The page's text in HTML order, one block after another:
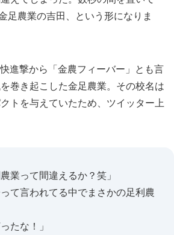
足農業の吉田、という形になりま
進撃から「金農フィーバー」とも言
巻き起こした金足農業。その校名は
トを与えていたため、ツイッター上
業って間違えるか？笑」
って言われてる中でまさかの足利農
たな！」